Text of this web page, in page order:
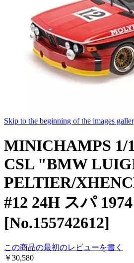
Skip to the beginning of the images
MINICHAMPS 1/
CSL "BMW
PELTIER/
#12 24H スパ
[No.155742612]
この商品の最初のレビューを書く
￥30,580